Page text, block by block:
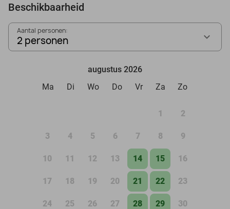
Beschikbaarheid
Aantal personen:
2 personen
augustus 2026
Ma
Di Wo Do Vr Za Zo
1 2
3 4 5 6 7 8 9
10 11 12 13 14 15 16
17 18 19 20 21 22 23
24 25 26 27 28 29 30